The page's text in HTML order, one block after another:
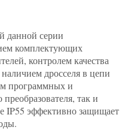
данной серии
комплектующих
контролем качества
дросселя в цепи
программных и
так и
IP55 эффективно защищает